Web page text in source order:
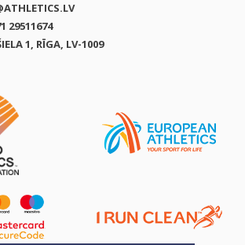
29511674
1, RĪGA, LV-1009